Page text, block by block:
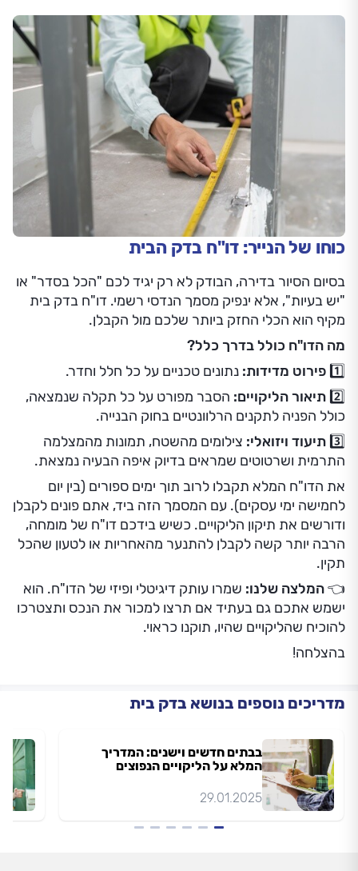
כוחו של הנייר: דו"ח בדק הבית
בסיום הסיור בדירה, הבודק לא רק יגיד לכם "הכל בסדר" או
"יש בעיות", אלא ינפיק מסמך הנדסי רשמי. דו"ח בדק בית
מקיף הוא הכלי החזק ביותר שלכם מול הקבלן.
מה הדו"ח כולל בדרך כלל?
1️⃣ פירוט מדידות:
נתונים טכניים על כל חלל וחדר.
2️⃣ תיאור הליקויים:
הסבר מפורט על כל תקלה שנמצאה,
כולל הפניה לתקנים הרלוונטיים בחוק הבנייה.
3️⃣ תיעוד ויזואלי:
צילומים מהשטח, תמונות מהמצלמה
התרמית ושרטוטים שמראים בדיוק איפה הבעיה נמצאת.
את הדו"ח המלא תקבלו לרוב תוך ימים ספורים (בין יום
לחמישה ימי עסקים). עם המסמך הזה ביד, אתם פונים לקבלן
ודורשים את תיקון הליקויים. כשיש בידכם דו"ח של מומחה,
הרבה יותר קשה לקבלן להתנער מהאחריות או לטעון שהכל
תקין.
👈 המלצה שלנו: שמרו עותק דיגיטלי ופיזי של הדו"ח. הוא
ישמש אתכם גם בעתיד אם תרצו למכור את הנכס ותצטרכו
להוכיח שהליקויים שהיו, תוקנו כראוי.
בהצלחה!
מדריכים נוספים בנושא בדק בית
בבתים חדשים וישנים: המדריך
המלא על הליקויים הנפוצים
29.01.2025